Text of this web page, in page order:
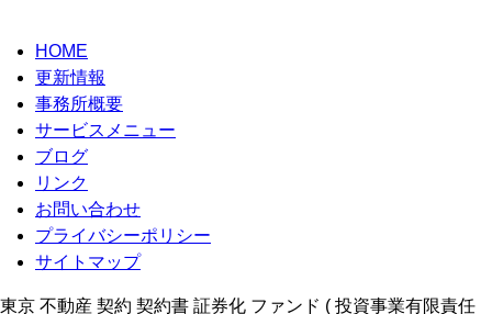
HOME
更新情報
事務所概要
サービスメニュー
ブログ
リンク
お問い合わせ
プライバシーポリシー
サイトマップ
東京 不動産 契約 契約書 証券化 ファンド ( 投資事業有限責任